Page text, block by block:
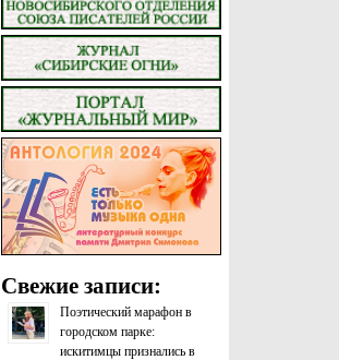
Свежие записи:
Поэтический марафон в
городском парке:
искитимцы признались в